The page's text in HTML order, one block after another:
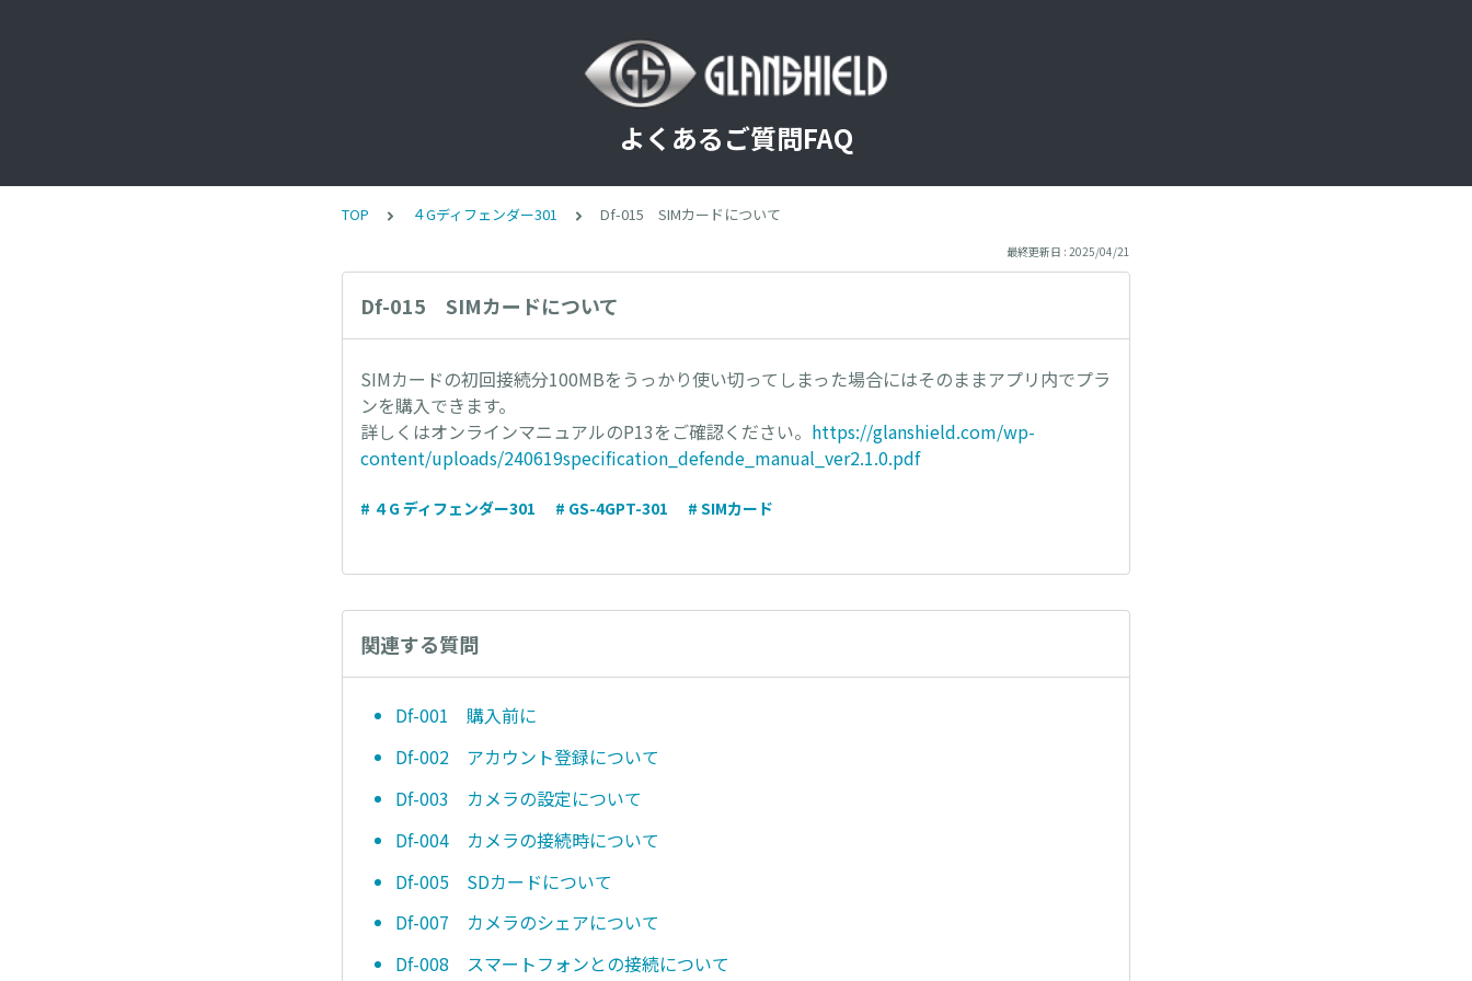
よくあるご質問FAQ
TOP ４Gディフェンダー301 Df-015 SIMカードについて
最終更新日 : 2025/04/21
Df-015 SIMカードについて
SIMカードの初回接続分100MBをうっかり使い切ってしまった場合にはそのままアプリ内でプラ
ンを購入できます。
詳しくはオンラインマニュアルのP13をご確認ください。 https://glanshield.com/wp-
content/uploads/240619specification_defende_manual_ver2.1.0.pdf
# ４G ディフェンダー301 # GS-4GPT-301 # SIMカード
関連する質問
Df-001 購入前に
Df-002 アカウント登録について
Df-003 カメラの設定について
Df-004 カメラの接続時について
Df-005 SDカードについて
Df-007 カメラのシェアについて
Df-008 スマートフォンとの接続について